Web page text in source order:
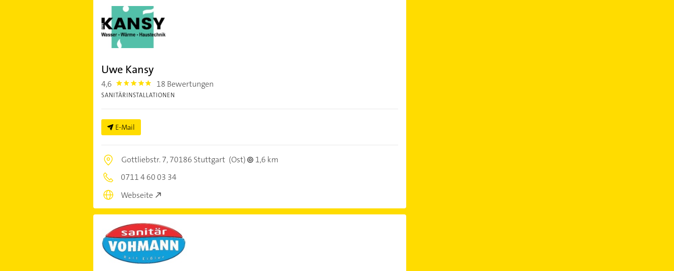
Uwe Kansy
4,6 4.6 18 Bewertungen
SANITÄRINSTALLATIONEN
E-Mail
Gottliebstr. 7,70186 Stuttgart (Ost)
1,6 km
0711 4 60 03 34
Webseite